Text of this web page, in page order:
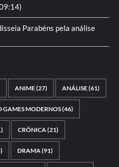
Parabéns pela análise
ANIME(27) ANÁLISE(61)
GAMES MODERNOS(46)
CRÔNICA(21)
DRAMA(91)